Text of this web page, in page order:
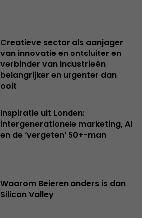
Creatieve sector als aanjager
van innovatie en ontsluiter en
verbinder van industrieën
belangrijker en urgenter dan
ooit
Inspiratie uit Londen:
intergenerationele marketing, AI
en de ‘vergeten’ 50+-man
Waarom Beieren anders is dan
Silicon Valley